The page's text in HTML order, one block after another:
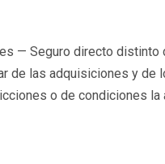
— Seguro directo
de las adquisiciones y de
o de condiciones la